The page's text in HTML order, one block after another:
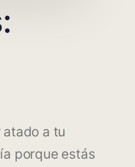
atado a tu
porque estás